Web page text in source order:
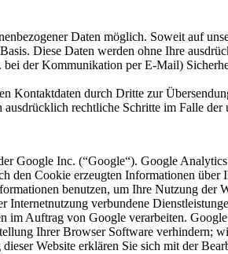
Daten möglich. Soweit auf
Diese Daten werden ohne Ihre
der Kommunikation per E-Mail)
Kontaktdaten durch Dritte zur
rechtliche Schritte im Falle
Google Inc. (“Google“). Google
den Cookie erzeugten Informationen
benutzen, um Ihre Nutzung der
Internetnutzung verbundene
im Auftrag von Google verarbeiten.
Ihrer Browser Software verhindern;
Website erklären Sie sich mit der